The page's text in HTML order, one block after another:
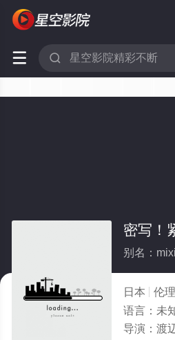
 
密写！
别名：
日本 伦理
语言： 未
导演： 渡